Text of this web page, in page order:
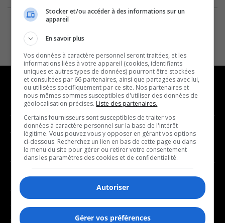
NOUVELLES
- Affaires municipales
- Communauté / Social
- Culture
- Économie
- Éducation
- Environnement
- Faits divers
MUSIQUE
- Décompte franco
- Joué récemment
BALADOS
- Affaires
- Art de vivre
Stocker et/ou accéder à des informations sur un
appareil
En savoir plus
Vos données à caractère personnel seront traitées, et les
informations liées à votre appareil (cookies, identifiants
uniques et autres types de données) pourront être stockées
et consultées par 66 partenaires, ainsi que partagées avec lui,
ou utilisées spécifiquement par ce site. Nos partenaires et
nous-mêmes sommes susceptibles d'utiliser des données de
géolocalisation précises. Liste des partenaires.
Certains fournisseurs sont susceptibles de traiter vos
données à caractère personnel sur la base de l'intérêt
légitime. Vous pouvez vous y opposer en gérant vos options
ci-dessous. Recherchez un lien en bas de cette page ou dans
le menu du site pour gérer ou retirer votre consentement
dans les paramètres des cookies et de confidentialité.
Autoriser
Gérer vos préférences